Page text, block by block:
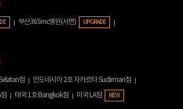
부산365mc병원(서면) UPGRADE
점
인도네시아 2호 자카르타 Sudirman점
태국 1호 Bangkok점 미국 LA점 NEW